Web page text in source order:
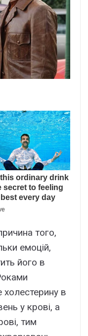
того,
емоцій,
його в
в
у крові, а
тим